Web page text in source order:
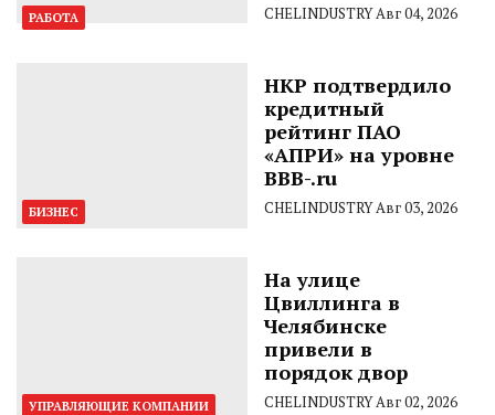
РАБОТА CHELINDUSTRYАвг 04, 2026
БИЗНЕС
НКР подтвердило
кредитный
рейтинг ПАО
«АПРИ» на уровне
BBB-.ru
CHELINDUSTRYАвг 03, 2026
УПРАВЛЯЮЩИЕ КОМПАНИИ
На улице
Цвиллинга в
Челябинске
привели в
порядок двор
CHELINDUSTRYАвг 02, 2026